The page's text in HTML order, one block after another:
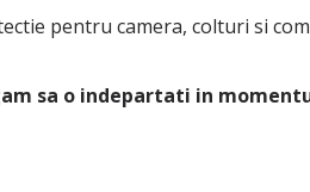
pentru camera, colturi si
sa o indepartati in